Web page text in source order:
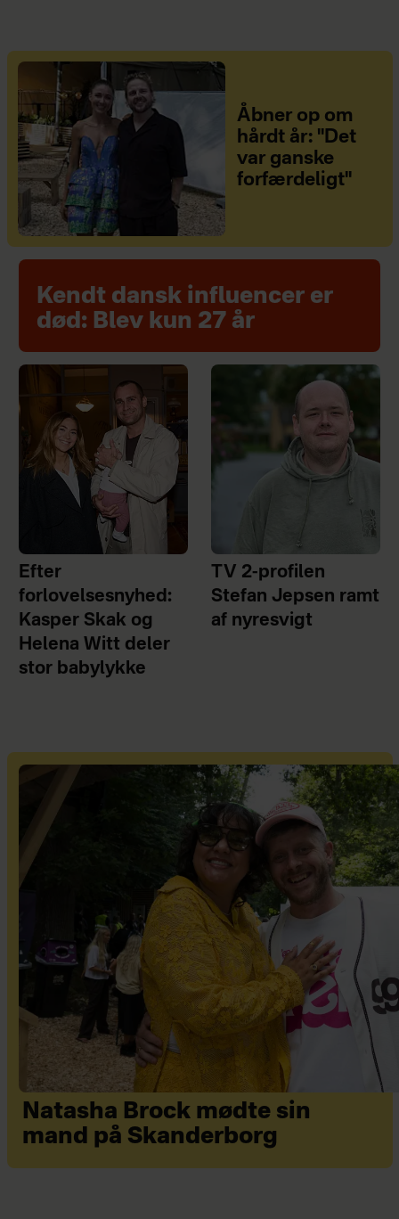
Åbner op om
hårdt år: "Det
var ganske
forfærdeligt"
Kendt dansk influencer er
død: Blev kun 27 år
Efter
forlovelsesnyhed:
Kasper Skak og
Helena Witt deler
stor babylykke
TV 2-profilen
Stefan Jepsen ramt
af nyresvigt
Natasha Brock mødte sin
mand på Skanderborg